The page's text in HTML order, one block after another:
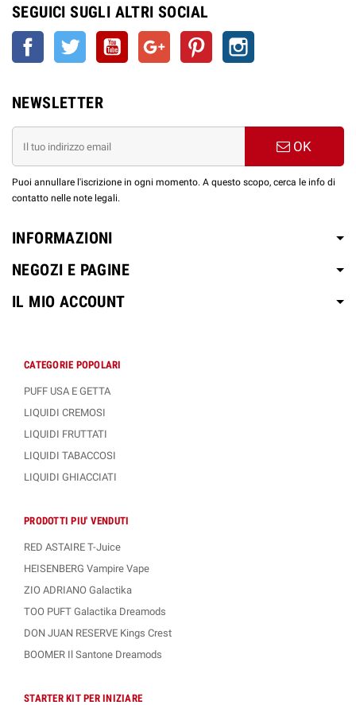
SEGUICI SUGLI ALTRI SOCIAL
Facebook Twitter YouTube Google+ Pinterest
NEWSLETTER
OK
Puoi annullare l'iscrizione in ogni momento. A questo scopo, cerca le info di
contatto nelle note legali.
INFORMAZIONI
NEGOZI E PAGINE
IL MIO ACCOUNT
CATEGORIE POPOLARI
PUFF USA E GETTA
LIQUIDI CREMOSI
LIQUIDI FRUTTATI
LIQUIDI TABACCOSI
LIQUIDI GHIACCIATI
PRODOTTI PIU' VENDUTI
RED ASTAIRE T-Juice
HEISENBERG Vampire Vape
ZIO ADRIANO Galactika
TOO PUFT Galactika Dreamods
DON JUAN RESERVE Kings Crest
BOOMER Il Santone Dreamods
STARTER KIT PER INIZIARE